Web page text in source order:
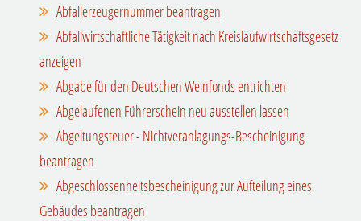
Abfallerzeugernummer beantragen
Abfallwirtschaftliche Tätigkeit nach Kreislaufwirtschaftsgesetz
anzeigen
Abgabe für den Deutschen Weinfonds entrichten
Abgelaufenen Führerschein neu ausstellen lassen
Abgeltungsteuer - Nichtveranlagungs-Bescheinigung
beantragen
Abgeschlossenheitsbescheinigung zur Aufteilung eines
Gebäudes beantragen